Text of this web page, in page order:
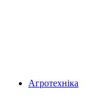
Агротехніка